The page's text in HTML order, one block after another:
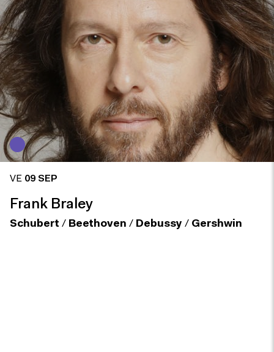
VE 09 SEP
Frank Braley
Schubert / Beethoven / Debussy / Gershwin